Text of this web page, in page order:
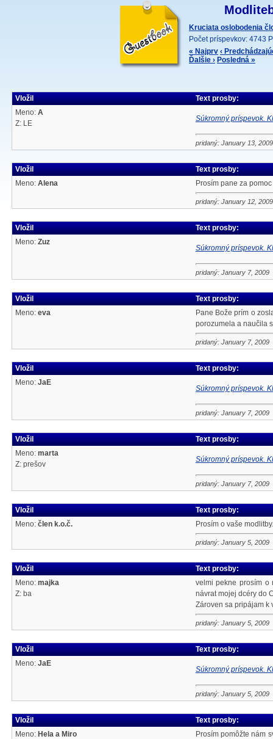
Kruciata oslobodenia
Počet príspevkov: 4743
« Najprv ‹
Ďalšie › Posledná »
Vložil
Meno: A
Z: LE
Text prosby:
Súkromný príspevok.
pridaný: January 13, 2009
Vložil
Meno: Alena
Text prosby:
Prosím pane za
pridaný: January 12, 2009
Vložil
Meno: Zuz
Text prosby:
Súkromný príspevok.
pridaný: January 7, 2009
Vložil
Meno: eva
Text prosby:
Pane Bože prím o
porozumela a naučila
pridaný: January 7, 2009
Vložil
Meno: JaE
Text prosby:
Súkromný príspevok.
pridaný: January 7, 2009
Vložil
Meno: marta
Z: prešov
Text prosby:
Súkromný príspevok.
pridaný: January 7, 2009
Vložil
Meno: člen k.o.č.
Text prosby:
Prosím o vaše
pridaný: January 5, 2009
Vložil
Meno: majka
Z: ba
Text prosby:
velmi pekne prosím o
návrat mojej dcéry do
Zároven sa pripájam k
pridaný: January 5, 2009
Vložil
Meno: JaE
Text prosby:
Súkromný príspevok.
pridaný: January 5, 2009
Vložil
Meno: Hela a Miro
Text prosby:
Prosím pomôžte nám